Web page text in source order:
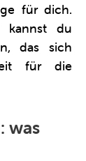
für dich.
kannst du
das sich
für die
was